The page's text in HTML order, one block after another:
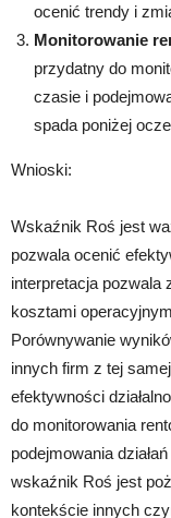
ocenić trendy i
Monitorowanie
przydatny do
czasie i
spada poniżej
Wnioski:
Wskaźnik Roś jest
pozwala ocenić
interpretacja pozwala
kosztami
Porównywanie
innych firm z tej
efektywności
do monitorowania
podejmowania
wskaźnik Roś jest
kontekście innych